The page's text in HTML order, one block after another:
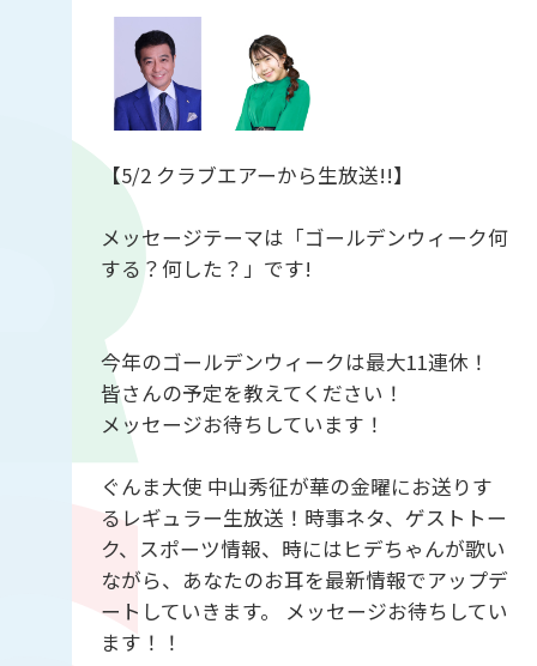
【5/2 クラブエアーから生放送!!】
メッセージテーマは「ゴールデンウィーク何
する？何した？」です!
今年のゴールデンウィークは最大11連休！
皆さんの予定を教えてください！
メッセージお待ちしています！
ぐんま大使 中山秀征が華の金曜にお送りす
るレギュラー生放送！時事ネタ、ゲストトー
ク、スポーツ情報、時にはヒデちゃんが歌い
ながら、あなたのお耳を最新情報でアップデ
ートしていきます。 メッセージお待ちしてい
ます！！